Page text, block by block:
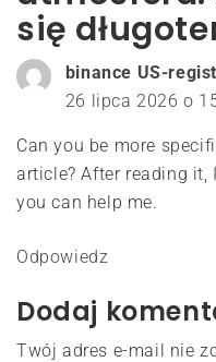
się
binance US-
26 lipca 2026 o
Can you be more
article? After reading
you can help me.
Odpowiedz
Dodaj
Twój adres e-mail nie